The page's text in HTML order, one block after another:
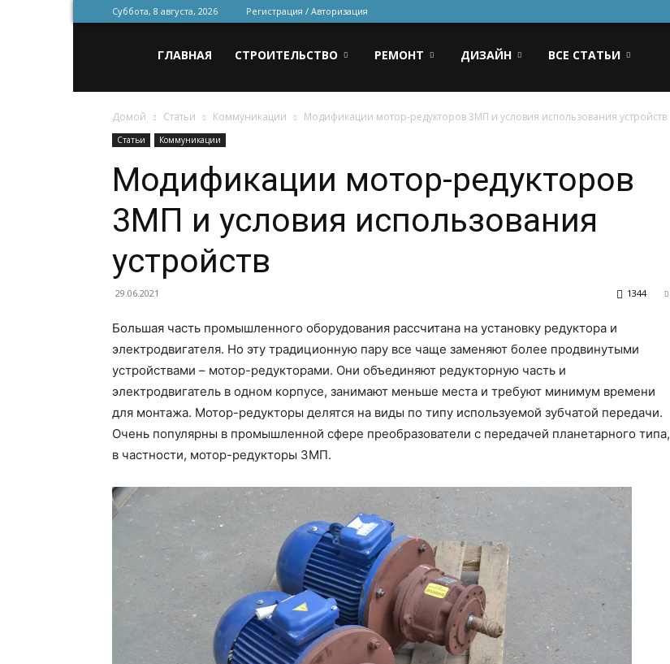
Суббота, 8 августа, 2026 Регистрация / Авторизация
для
строительства
ГЛАВНАЯ СТРОИТЕЛЬСТВО РЕМОНТ ДИЗАЙН ВСЕ СТАТЬИ
Домой Статьи Коммуникации Модификации мотор-редукторов 3МП и условия использования устройств
Статьи Коммуникации
Модификации мотор-редукторов
3МП и условия использования
устройств
29.06.2021 1344
Большая часть промышленного оборудования рассчитана на установку редуктора и
электродвигателя. Но эту традиционную пару все чаще заменяют более продвинутыми
устройствами – мотор-редукторами. Они объединяют редукторную часть и
электродвигатель в одном корпусе, занимают меньше места и требуют минимум времени
для монтажа. Мотор-редукторы делятся на виды по типу используемой зубчатой передачи.
Очень популярны в промышленной сфере преобразователи с передачей планетарного типа,
в частности, мотор-редукторы 3МП.